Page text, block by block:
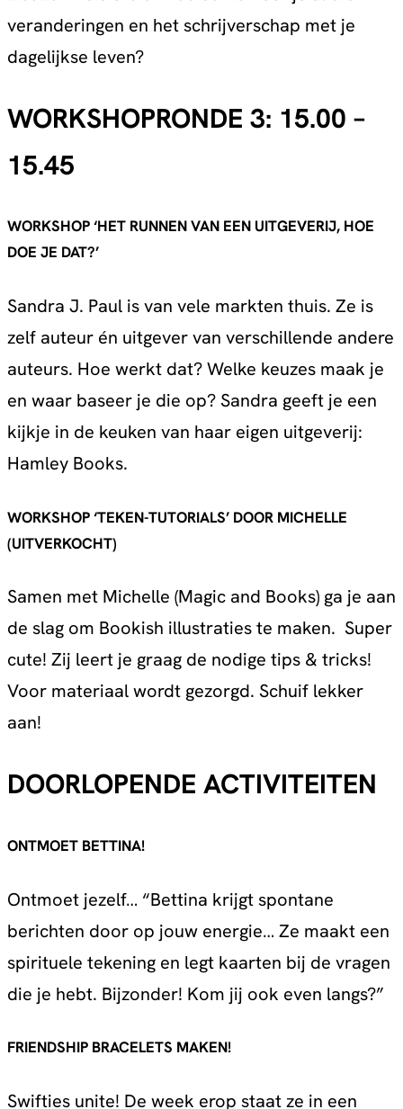
veranderingen en het schrijverschap met je
dagelijkse leven?
WORKSHOPRONDE 3: 15.00 –
15.45
WORKSHOP ‘HET RUNNEN VAN EEN UITGEVERIJ, HOE
DOE JE DAT?’
Sandra J. Paul is van vele markten thuis. Ze is
zelf auteur én uitgever van verschillende andere
auteurs. Hoe werkt dat? Welke keuzes maak je
en waar baseer je die op? Sandra geeft je een
kijkje in de keuken van haar eigen uitgeverij:
Hamley Books.
WORKSHOP ‘TEKEN-TUTORIALS’ DOOR MICHELLE
(UITVERKOCHT)
Samen met Michelle (Magic and Books) ga je aan
de slag om Bookish illustraties te maken. Super
cute! Zij leert je graag de nodige tips & tricks!
Voor materiaal wordt gezorgd. Schuif lekker
aan!
DOORLOPENDE ACTIVITEITEN
ONTMOET BETTINA!
Ontmoet jezelf… “Bettina krijgt spontane
berichten door op jouw energie… Ze maakt een
spirituele tekening en legt kaarten bij de vragen
die je hebt. Bijzonder! Kom jij ook even langs?”
FRIENDSHIP BRACELETS MAKEN!
Swifties unite! De week erop staat ze in een